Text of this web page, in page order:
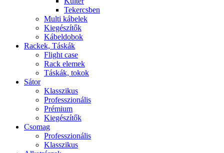
Tekercsben
Multi kábelek
Kiegészítők
Kábeldobok
Rackek, Táskák
Flight case
Rack elemek
Táskák, tokok
Sátor
Klasszikus
Professzionális
Prémium
Kiegészítők
Csomag
Professzionális
Klasszikus